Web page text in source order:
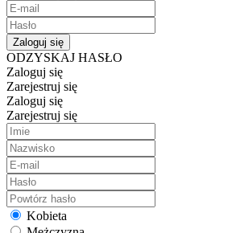
Zaloguj się
ODZYSKAJ HASŁO
Zaloguj się
Zarejestruj się
Zaloguj się
Zarejestruj się
Kobieta